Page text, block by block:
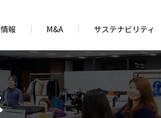
報 M&A サステナビリティ